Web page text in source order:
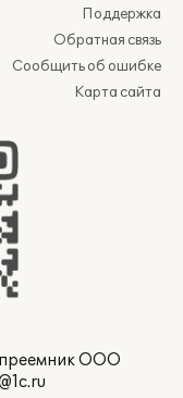
Поддержка
Обратная связь
Сообщить об ошибке
Карта сайта
ООО